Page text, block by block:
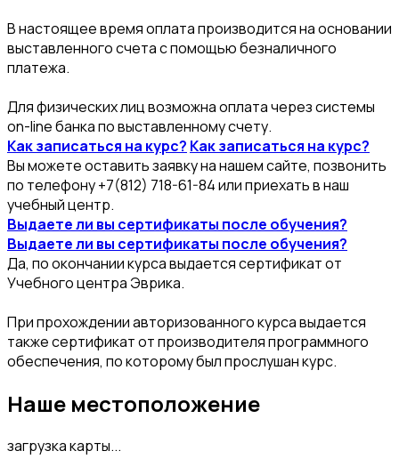
В настоящее время оплата производится на основании
выставленного счета с помощью безналичного
платежа.
Для физических лиц возможна оплата через системы
on-line банка по выставленному счету.
Как записаться на курс? Как записаться на курс?
Вы можете оставить заявку на нашем сайте, позвонить
по телефону +7(812) 718-61-84 или приехать в наш
учебный центр.
Выдаете ли вы сертификаты после обучения?
Выдаете ли вы сертификаты после обучения?
Да, по окончании курса выдается сертификат от
Учебного центра Эврика.
При прохождении авторизованного курса выдается
также сертификат от производителя программного
обеспечения, по которому был прослушан курс.
Наше местоположение
загрузка карты...